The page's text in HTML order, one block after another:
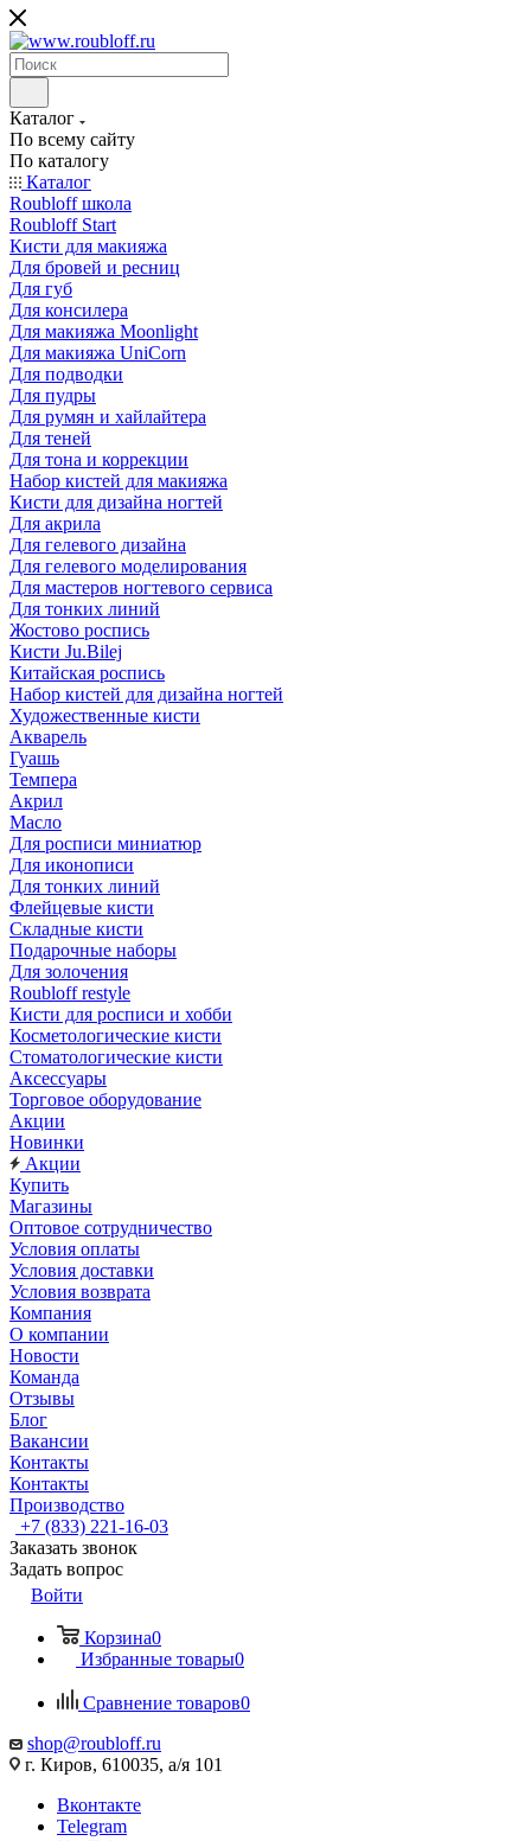
Каталог
По всему сайту
По каталогу
Каталог
Roubloff школа
Roubloff Start
Кисти для макияжа
Для бровей и ресниц
Для губ
Для консилера
Для макияжа Moonlight
Для макияжа UniCorn
Для подводки
Для пудры
Для румян и хайлайтера
Для теней
Для тона и коррекции
Набор кистей для макияжа
Кисти для дизайна ногтей
Для акрила
Для гелевого дизайна
Для гелевого моделирования
Для мастеров ногтевого сервиса
Для тонких линий
Жостово роспись
Кисти Ju.Bilej
Китайская роспись
Набор кистей для дизайна ногтей
Художественные кисти
Акварель
Гуашь
Темпера
Акрил
Масло
Для росписи миниатюр
Для иконописи
Для тонких линий
Флейцевые кисти
Складные кисти
Подарочные наборы
Для золочения
Roubloff restyle
Кисти для росписи и хобби
Косметологические кисти
Стоматологические кисти
Аксессуары
Торговое оборудование
Акции
Новинки
Акции
Купить
Магазины
Оптовое сотрудничество
Условия оплаты
Условия доставки
Условия возврата
Компания
О компании
Новости
Команда
Отзывы
Блог
Вакансии
Контакты
Контакты
Производство
+7 (833) 221-16-03
Заказать звонок
Задать вопрос
Войти
Корзина0
Избранные товары0
Сравнение товаров0
shop@roubloff.ru
г. Киров, 610035, а/я 101
Вконтакте
Telegram